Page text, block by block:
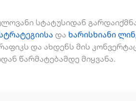
სტატუსიდან
და ხარისხიანი
და ახდენს მის
წარმატებამდე მიყვანა.